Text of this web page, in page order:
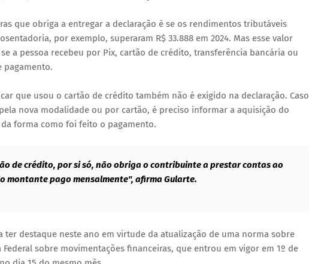
que obriga a entregar a declaração é se os rendimentos tributáveis
por exemplo, superaram R$ 33.888 em 2024. Mas esse valor
a pessoa recebeu por Pix, cartão de crédito, transferência bancária ou
pagamento.
que usou o cartão de crédito também não é exigido na declaração. Caso
nova modalidade ou por cartão, é preciso informar a aquisição do
forma como foi feito o pagamento.
de crédito, por si só, não obriga o contribuinte a prestar contas ao
montante pago mensalmente", afirma Gularte.
ter destaque neste ano em virtude da atualização de uma norma sobre
sobre movimentações financeiras, que entrou em vigor em 1º de